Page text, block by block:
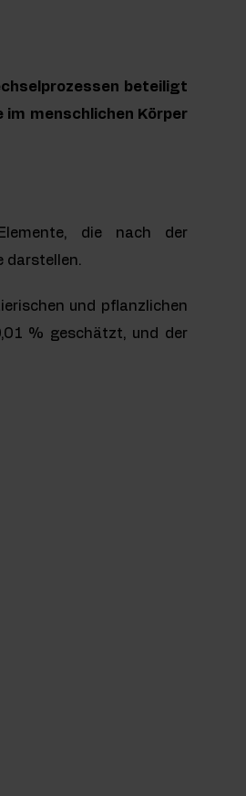
beteiligt
im menschlichen Körper
die nach der
darstellen.
und pflanzlichen
% geschätzt, und der